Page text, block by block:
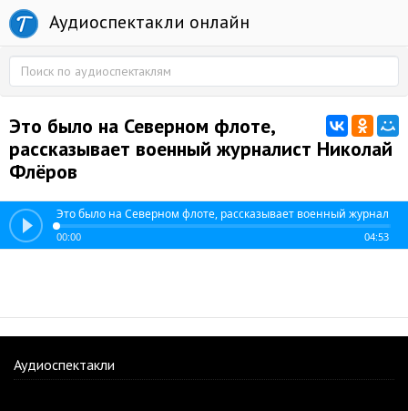
Аудиоспектакли онлайн
Это было на Северном флоте,
рассказывает военный журналист Николай
Флёров
Это было на Северном флоте, рассказывает военный
00:00 04:53
Аудиоспектакли